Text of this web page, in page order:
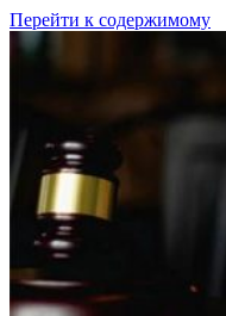
Перейти к содержимому